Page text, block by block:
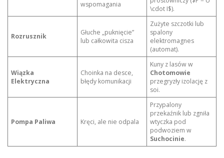
wspomagania
\cdot I$).
Rozrusznik
Głuche „puknięcie”
lub całkowita cisza
Zużyte szczotki lub
spalony
elektromagnes
(automat).
Wiązka
Elektryczna
Choinka na desce,
błędy komunikacji
Kuny z lasów w
Chotomowie
przegryzły izolację z
soi.
Pompa Paliwa Kręci, ale nie odpala
Przypalony
przekaźnik lub zgniła
wtyczka pod
podwoziem w
Suchocinie.